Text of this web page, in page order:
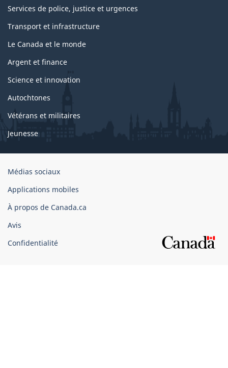
Services de police, justice et urgences
Transport et infrastructure
Le Canada et le monde
Argent et finance
Science et innovation
Autochtones
Vétérans et militaires
Jeunesse
Organisation
gouvernement
du
Canada
Médias sociaux
Applications mobiles
À propos de Canada.ca
Avis
Confidentialité